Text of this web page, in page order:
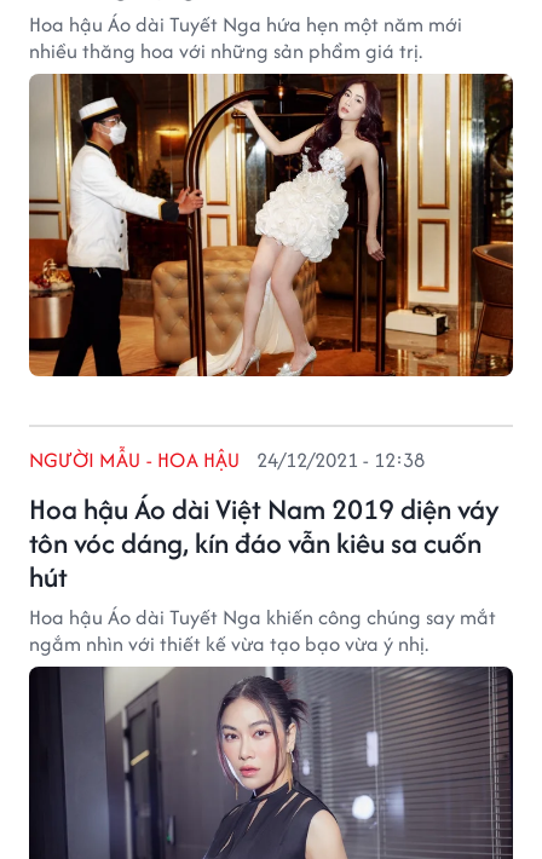
Hoa hậu Áo dài Tuyết Nga hứa hẹn một năm mới
nhiều thăng hoa với những sản phẩm giá trị.
Hoa hậu Áo dài Việt Nam 2019 diện váy
tôn vóc dáng, kín đáo vẫn kiêu sa cuốn
hút
NGƯỜI MẪU - HOA HẬU 24/12/2021 - 12:38
Hoa hậu Áo dài Tuyết Nga khiến công chúng say mắt
ngắm nhìn với thiết kế vừa tạo bạo vừa ý nhị.